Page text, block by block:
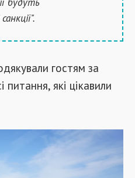
гостям за
питання, які цікавили